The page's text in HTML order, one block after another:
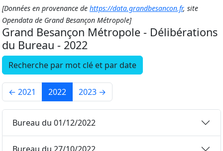
[Données en provenance de https://data.grandbesancon.fr, site
Opendata de Grand Besançon Métropole]
Grand Besançon Métropole - Délibérations
du Bureau - 2022
Recherche par mot clé et par date
← 2021 2022 2023 →
Bureau du 01/12/2022
Bureau du 27/10/2022